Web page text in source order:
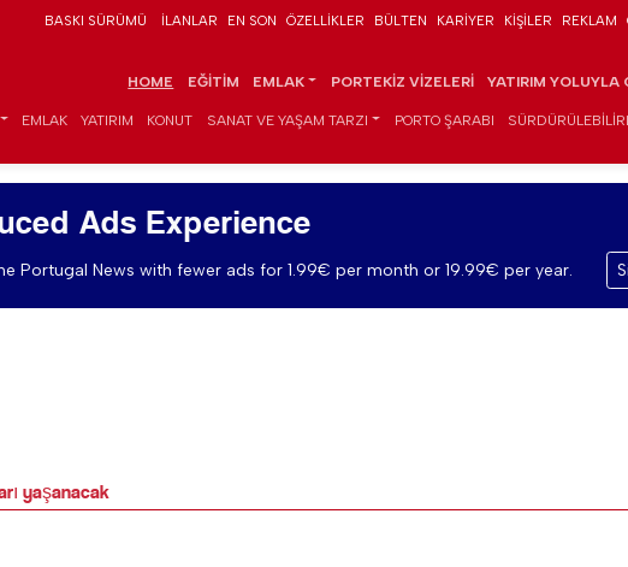
BASKI SÜRÜMÜ İLANLAR EN SON ÖZELLIKLER BÜLTEN KARIYER KIŞILER REKLAM
HOME EĞITIM EMLAK PORTEKIZ VIZELERI YATIRIM YOLUYLA
EMLAK YATIRIM KONUT SANAT VE YAŞAM TARZI PORTO ŞARABI
Ads Experience
Portugal News with fewer ads for 1.99€ per month or 19.99€ per year.
yaşanacak